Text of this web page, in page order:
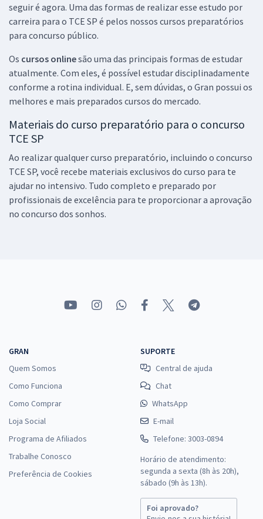
seguir é agora. Uma das formas de realizar esse estudo por
carreira para o TCE SP é pelos nossos cursos preparatórios
para concurso público.
Os cursos onlinesão uma das principais formas de estudar
atualmente. Com eles, é possível estudar disciplinadamente
conforme a rotina individual. E, sem dúvidas, o Gran possui os
melhores e mais preparados cursos do mercado.
Materiais do curso preparatório para o concurso
TCE SP
Ao realizar qualquer curso preparatório, incluindo o concurso
TCE SP, você recebe materiais exclusivos do curso para te
ajudar no intensivo. Tudo completo e preparado por
profissionais de excelência para te proporcionar a aprovação
no concurso dos sonhos.
GRAN
Quem Somos
Como Funciona
Como Comprar
Loja Social
Programa de Afiliados
Trabalhe Conosco
Preferência de Cookies
SUPORTE
Central de ajuda
Chat
WhatsApp
E-mail
Telefone: 3003-0894
Horário de atendimento:
segunda a sexta (8h às 20h),
sábado (9h às 13h).
Foi aprovado?